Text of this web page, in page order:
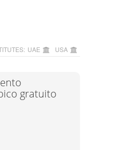
UAE USA
gratuito